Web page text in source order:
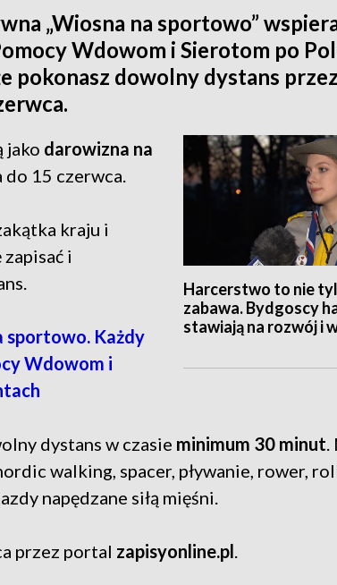
„Wiosna na sportowo”
Wdowom i Sierotom po
pokonasz dowolny dystans
Harcerstwo to nie
zabawa. Bydgoscy
stawiają na rozwój i
jako darowizna na
do 15 czerwca.
kraju i
i
sportowo. Każdy
Wdowom i
dystans w czasie minimum 30 minut
walking, spacer, pływanie, rower,
napędzane siłą mięśni.
przez portal zapisyonline.pl